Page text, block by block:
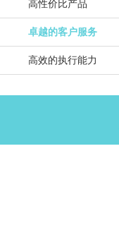
高性价比产品
卓越的客户服务
高效的执行能力